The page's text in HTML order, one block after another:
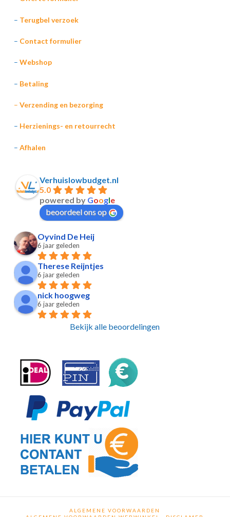
– Terugbel verzoek
– Contact formulier
– Webshop
– Betaling
– Verzending en bezorging
– Herzienings- en retourrecht
– Afhalen
Verhuislowbudget.nl
5.0
powered by Google
beoordeel ons op
Oyvind De Heij
6 jaar geleden
Therese Reijntjes
6 jaar geleden
nick hoogweg
6 jaar geleden
Bekijk alle beoordelingen
ALGEMENE VOORWAARDEN